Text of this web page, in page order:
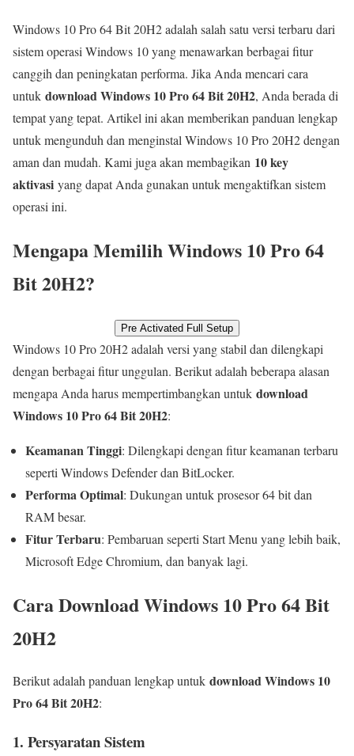
Windows 10 Pro 64 Bit 20H2 adalah salah satu versi terbaru dari
sistem operasi Windows 10 yang menawarkan berbagai fitur
canggih dan peningkatan performa. Jika Anda mencari cara
untuk download Windows 10 Pro 64 Bit 20H2, Anda berada di
tempat yang tepat. Artikel ini akan memberikan panduan lengkap
untuk mengunduh dan menginstal Windows 10 Pro 20H2 dengan
aman dan mudah. Kami juga akan membagikan 10 key
aktivasi yang dapat Anda gunakan untuk mengaktifkan sistem
operasi ini.
Mengapa Memilih Windows 10 Pro 64
Bit 20H2?
Pre Activated Full Setup
Windows 10 Pro 20H2 adalah versi yang stabil dan dilengkapi
dengan berbagai fitur unggulan. Berikut adalah beberapa alasan
mengapa Anda harus mempertimbangkan untuk download
Windows 10 Pro 64 Bit 20H2:
Keamanan Tinggi: Dilengkapi dengan fitur keamanan terbaru
seperti Windows Defender dan BitLocker.
Performa Optimal: Dukungan untuk prosesor 64 bit dan
RAM besar.
Fitur Terbaru: Pembaruan seperti Start Menu yang lebih baik,
Microsoft Edge Chromium, dan banyak lagi.
Cara Download Windows 10 Pro 64 Bit
20H2
Berikut adalah panduan lengkap untuk download Windows 10
Pro 64 Bit 20H2:
1. Persyaratan Sistem